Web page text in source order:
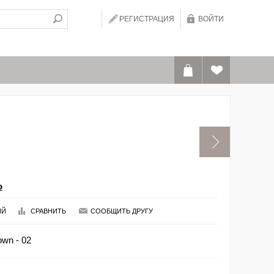
РЕГИСТРАЦИЯ ВОЙТИ
СРАВНИТЬ СООБЩИТЬ ДРУГУ
- 02